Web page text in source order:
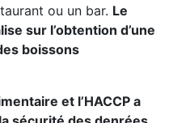
ou un bar. Le
sur l’obtention d’une
boissons
et l’HACCP a